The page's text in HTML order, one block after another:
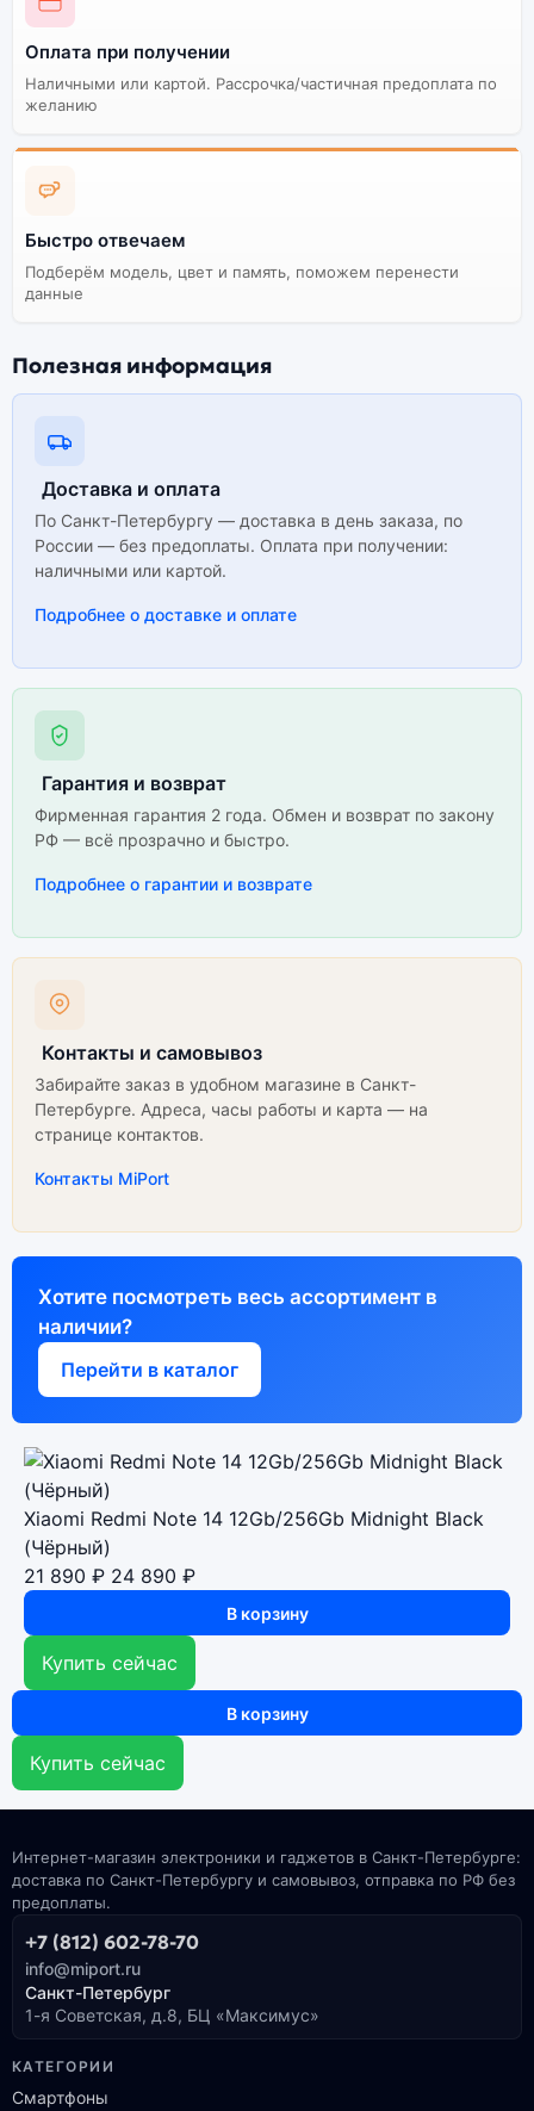
Оплата при получении
Наличными или картой. Рассрочка/частичная предоплата по
желанию
Быстро отвечаем
Подберём модель, цвет и память, поможем перенести
данные
Полезная информация
Доставка и оплата
По Санкт-Петербургу — доставка в день заказа, по
России — без предоплаты. Оплата при получении:
наличными или картой.
Подробнее о доставке и оплате
Гарантия и возврат
Фирменная гарантия 2 года. Обмен и возврат по закону
РФ — всё прозрачно и быстро.
Подробнее о гарантии и возврате
Контакты и самовывоз
Забирайте заказ в удобном магазине в Санкт-
Петербурге. Адреса, часы работы и карта — на
странице контактов.
Контакты MiPort
Хотите посмотреть весь ассортимент в
наличии?
Перейти в каталог
Xiaomi Redmi Note 14 12Gb/256Gb Midnight Black
(Чёрный)
21 890 ₽ 24 890 ₽
В корзину
Купить сейчас
В корзину
Купить сейчас
Интернет-магазин электроники и гаджетов в Санкт-Петербурге:
доставка по Санкт-Петербургу и самовывоз, отправка по РФ без
предоплаты.
+7 (812) 602-78-70
info@miport.ru
Санкт-Петербург
1-я Советская, д.8, БЦ «Максимус»
КАТЕГОРИИ
Смартфоны